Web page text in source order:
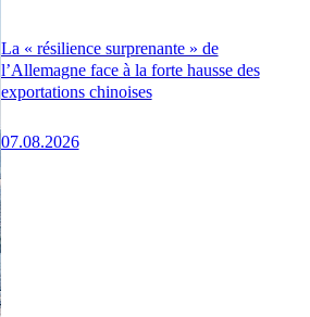
La « résilience surprenante » de
l’Allemagne face à la forte hausse des
exportations chinoises
07.08.2026